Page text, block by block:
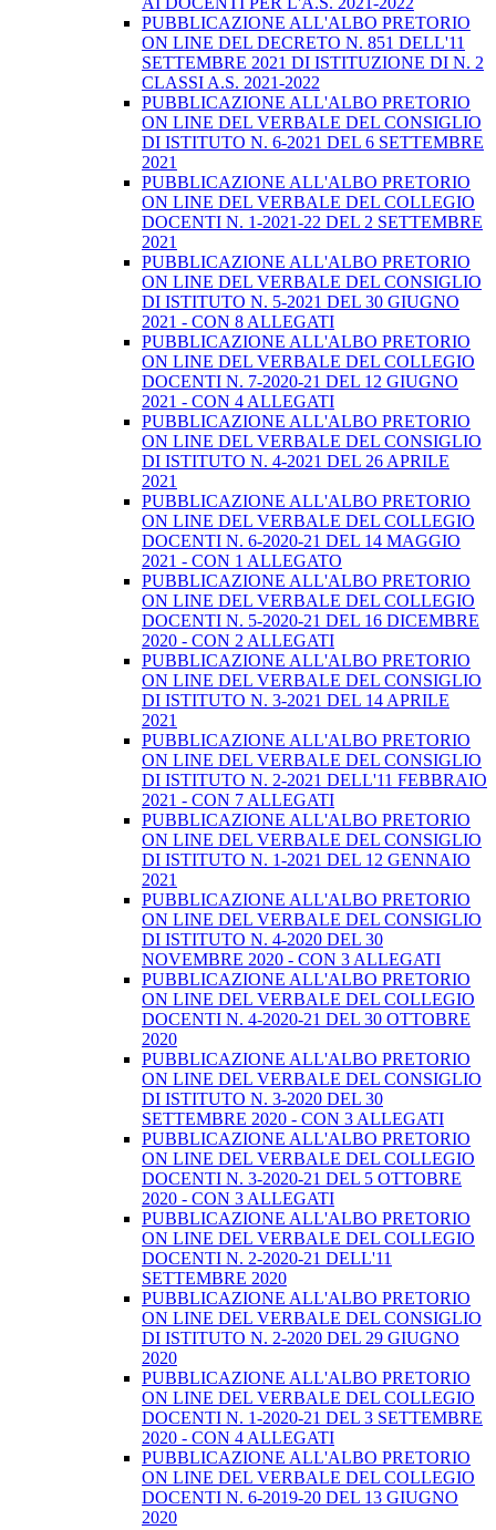
PUBBLICAZIONE ALL'ALBO PRETORIO
ON LINE DEL DECRETO N. 851 DELL'11
SETTEMBRE 2021 DI ISTITUZIONE DI N. 2
CLASSI A.S. 2021-2022
PUBBLICAZIONE ALL'ALBO PRETORIO
ON LINE DEL VERBALE DEL CONSIGLIO
DI ISTITUTO N. 6-2021 DEL 6 SETTEMBRE
2021
PUBBLICAZIONE ALL'ALBO PRETORIO
ON LINE DEL VERBALE DEL COLLEGIO
DOCENTI N. 1-2021-22 DEL 2 SETTEMBRE
2021
PUBBLICAZIONE ALL'ALBO PRETORIO
ON LINE DEL VERBALE DEL CONSIGLIO
DI ISTITUTO N. 5-2021 DEL 30 GIUGNO
2021 - CON 8 ALLEGATI
PUBBLICAZIONE ALL'ALBO PRETORIO
ON LINE DEL VERBALE DEL COLLEGIO
DOCENTI N. 7-2020-21 DEL 12 GIUGNO
2021 - CON 4 ALLEGATI
PUBBLICAZIONE ALL'ALBO PRETORIO
ON LINE DEL VERBALE DEL CONSIGLIO
DI ISTITUTO N. 4-2021 DEL 26 APRILE
2021
PUBBLICAZIONE ALL'ALBO PRETORIO
ON LINE DEL VERBALE DEL COLLEGIO
DOCENTI N. 6-2020-21 DEL 14 MAGGIO
2021 - CON 1 ALLEGATO
PUBBLICAZIONE ALL'ALBO PRETORIO
ON LINE DEL VERBALE DEL COLLEGIO
DOCENTI N. 5-2020-21 DEL 16 DICEMBRE
2020 - CON 2 ALLEGATI
PUBBLICAZIONE ALL'ALBO PRETORIO
ON LINE DEL VERBALE DEL CONSIGLIO
DI ISTITUTO N. 3-2021 DEL 14 APRILE
2021
PUBBLICAZIONE ALL'ALBO PRETORIO
ON LINE DEL VERBALE DEL CONSIGLIO
DI ISTITUTO N. 2-2021 DELL'11 FEBBRAIO
2021 - CON 7 ALLEGATI
PUBBLICAZIONE ALL'ALBO PRETORIO
ON LINE DEL VERBALE DEL CONSIGLIO
DI ISTITUTO N. 1-2021 DEL 12 GENNAIO
2021
PUBBLICAZIONE ALL'ALBO PRETORIO
ON LINE DEL VERBALE DEL CONSIGLIO
DI ISTITUTO N. 4-2020 DEL 30
NOVEMBRE 2020 - CON 3 ALLEGATI
PUBBLICAZIONE ALL'ALBO PRETORIO
ON LINE DEL VERBALE DEL COLLEGIO
DOCENTI N. 4-2020-21 DEL 30 OTTOBRE
2020
PUBBLICAZIONE ALL'ALBO PRETORIO
ON LINE DEL VERBALE DEL CONSIGLIO
DI ISTITUTO N. 3-2020 DEL 30
SETTEMBRE 2020 - CON 3 ALLEGATI
PUBBLICAZIONE ALL'ALBO PRETORIO
ON LINE DEL VERBALE DEL COLLEGIO
DOCENTI N. 3-2020-21 DEL 5 OTTOBRE
2020 - CON 3 ALLEGATI
PUBBLICAZIONE ALL'ALBO PRETORIO
ON LINE DEL VERBALE DEL COLLEGIO
DOCENTI N. 2-2020-21 DELL'11
SETTEMBRE 2020
PUBBLICAZIONE ALL'ALBO PRETORIO
ON LINE DEL VERBALE DEL CONSIGLIO
DI ISTITUTO N. 2-2020 DEL 29 GIUGNO
2020
PUBBLICAZIONE ALL'ALBO PRETORIO
ON LINE DEL VERBALE DEL COLLEGIO
DOCENTI N. 1-2020-21 DEL 3 SETTEMBRE
2020 - CON 4 ALLEGATI
PUBBLICAZIONE ALL'ALBO PRETORIO
ON LINE DEL VERBALE DEL COLLEGIO
DOCENTI N. 6-2019-20 DEL 13 GIUGNO
2020